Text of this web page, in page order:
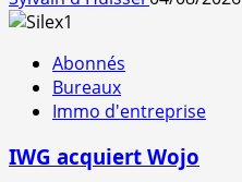
Abonnés
Bureaux
Immo d'entreprise
IWG acquiert Wojo